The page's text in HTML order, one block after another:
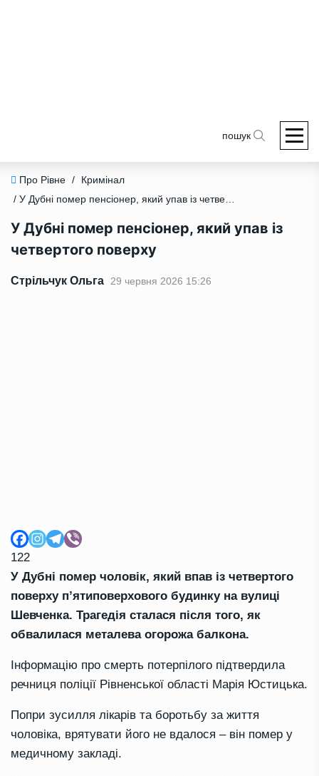
пошук
Про Рівне /
Кримінал
/ У Дубні помер пенсіонер, який упав із четвертого поверху
У Дубні помер пенсіонер, який упав із
четвертого поверху
Стрільчук Ольга 29 червня 2026 15:26
122
У Дубні помер чоловік, який впав із четвертого
поверху п’ятиповерхового будинку на вулиці
Шевченка. Трагедія сталася після того, як
обвалилася металева огорожа балкона.
Інформацію про смерть потерпілого підтвердила
речниця поліції Рівненської області Марія Юстицька.
Попри зусилля лікарів та боротьбу за життя
чоловіка, врятувати його не вдалося – він помер у
медичному закладі.